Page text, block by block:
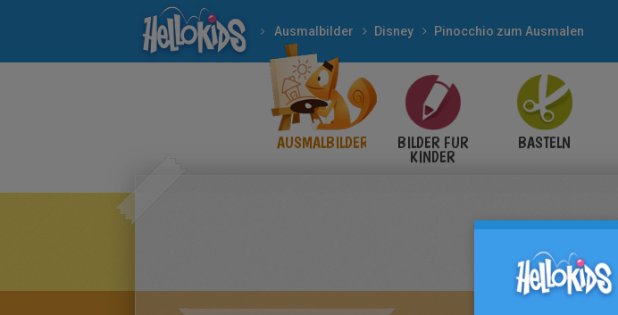
Ausmalbilder Disney Pinocchio zum Ausmalen
AUSMALBILDER BILDER FÜR
KINDER
BASTELN